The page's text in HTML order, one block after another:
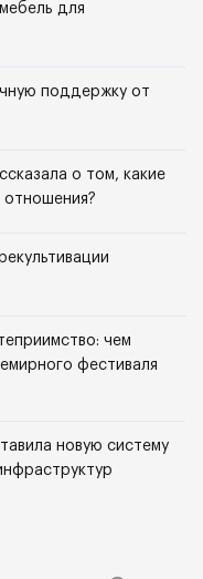
для
поддержку от
о том, какие
отношения?
чем
фестиваля
новую систему